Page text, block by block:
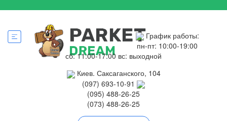
График работы:
пн-пт: 10:00-19:00
сб: 11:00-17:00 вс: выходной
Киев. Саксаганского, 104
(097) 693-10-91
(095) 488-26-25
(073) 488-26-25